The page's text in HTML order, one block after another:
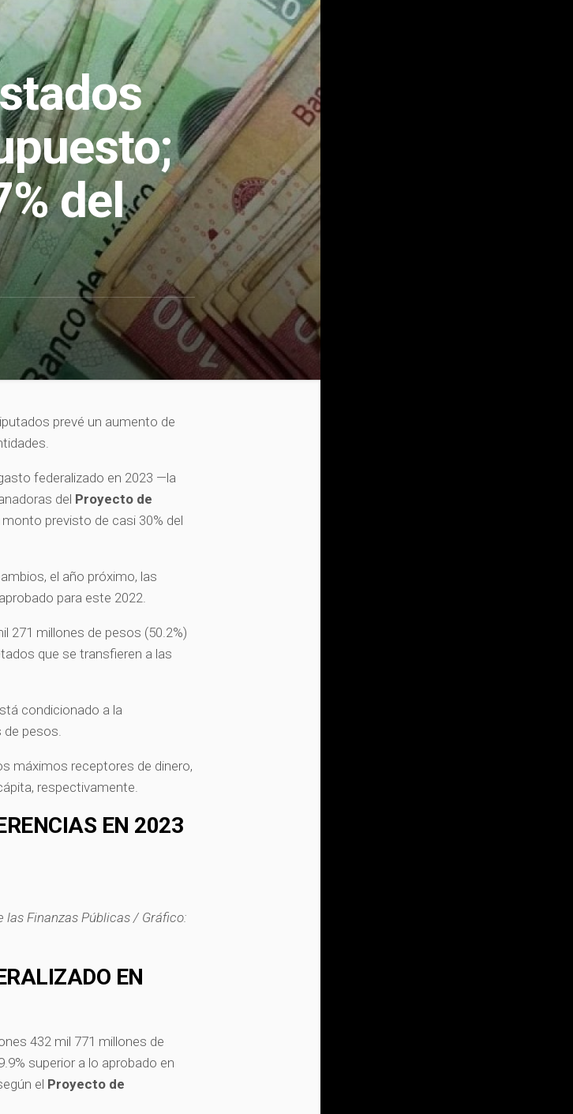
del
prevé un aumento de
federalizado en 2023 —la
del Proyecto de
monto previsto de casi 30% del
el año próximo, las
para este 2022.
271 millones de pesos (50.2%)
que se transfieren a las
condicionado a la
de pesos.
máximos receptores de dinero,
respectivamente.
EN 2023
las Finanzas Públicas / Gráfico:
EN
432 mil 771 millones de
superior a lo aprobado en
el Proyecto de